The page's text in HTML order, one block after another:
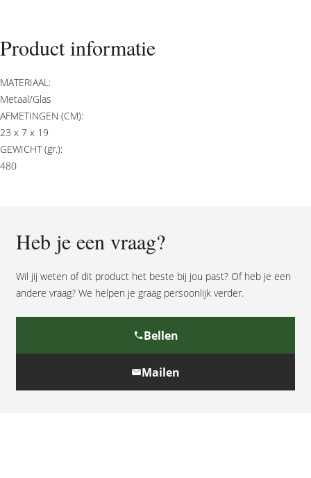
Product informatie
MATERIAAL:
Metaal/Glas
AFMETINGEN (CM):
23 x 7 x 19
GEWICHT (gr.):
480
Heb je een vraag?
Wil jij weten of dit product het beste bij jou past? Of heb je een
andere vraag? We helpen je graag persoonlijk verder.
Bellen
Mailen